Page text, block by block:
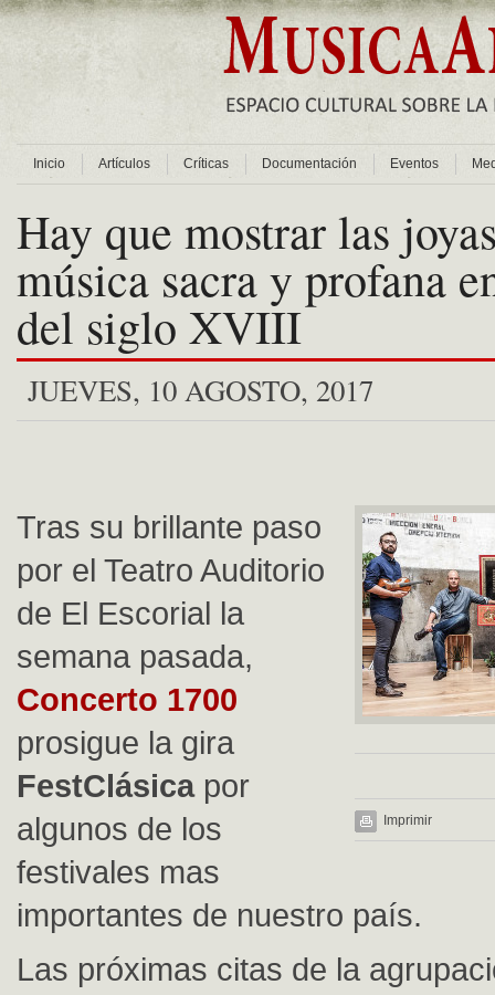
Inicio Artículos Críticas Documentación Eventos
Hay que mostrar las
música sacra y profana
del siglo XVIII
JUEVES, 10 AGOSTO, 2017
Imprimir
Tras su brillante paso
por el Teatro Auditorio
de El Escorial la
semana pasada,
Concerto 1700
prosigue la gira
FestClásica por
algunos de los
festivales mas
importantes de nuestro país.
Las próximas citas de la